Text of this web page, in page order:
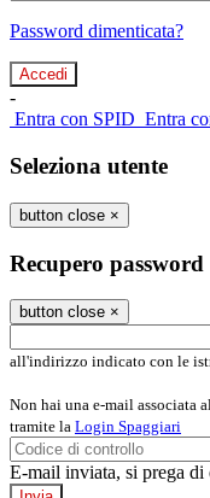
Password dimenticata?
-
Entra con SPID Entra
Seleziona utente
button close ×
Recupero password
button close ×
all'indirizzo indicato con le
Non hai una e-mail associata
tramite la Login Spaggiari
E-mail inviata, si prega di